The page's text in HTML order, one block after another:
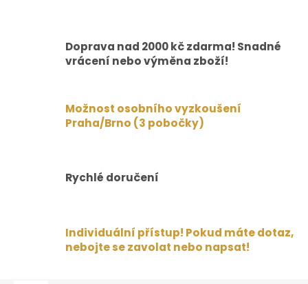
Doprava nad 2000 kč zdarma! Snadné
vrácení nebo výměna zboží!
Možnost osobního vyzkoušení
Praha/Brno (3 pobočky)
Rychlé doručení
Individuální přístup! Pokud máte dotaz,
nebojte se zavolat nebo napsat!